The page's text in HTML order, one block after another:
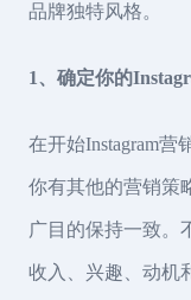
品牌独特风格。
1、确定你的
在开始Instagram
你有其他的营销策
广目的保持一致。
收入、兴趣、动机